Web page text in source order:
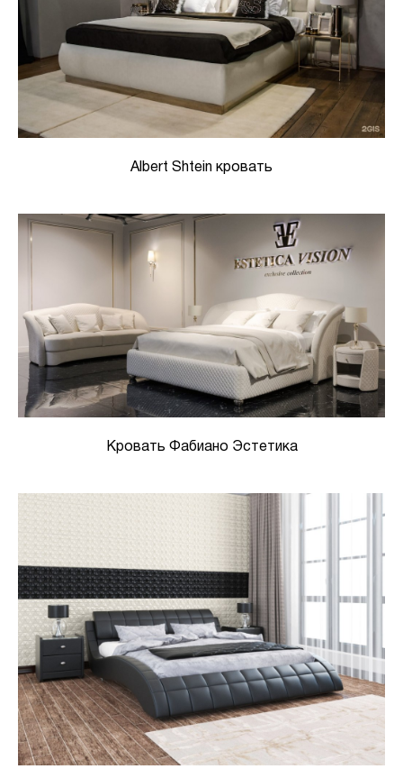
Albert Shtein кровать
Кровать Фабиано Эстетика